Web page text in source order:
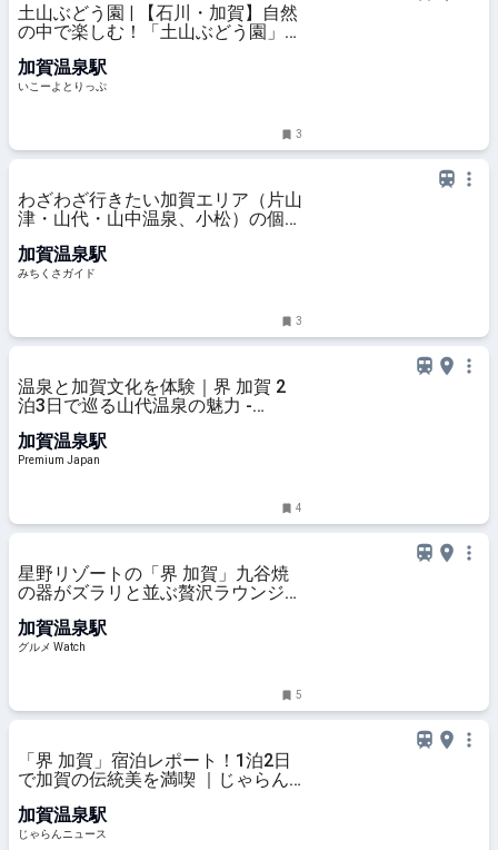
土山ぶどう園 | 【石川・加賀】自然
の中で楽しむ！「土山ぶどう園」で
石川県加賀市 | いこーよとりっぷ
加賀温泉駅
いこーよとりっぷ
3
わざわざ行きたい加賀エリア（片山
津・山代・山中温泉、小松）の個性
ド
加賀温泉駅
みちくさガイド
3
温泉と加賀文化を体験｜界 加賀 2
泊3日で巡る山代温泉の魅力 -
加賀温泉駅
Premium Japan
4
星野リゾートの「界 加賀」九谷焼
の器がズラリと並ぶ贅沢ラウンジで
ニューを提供
加賀温泉駅
グルメ Watch
5
「界 加賀」宿泊レポート！1泊2日
で加賀の伝統美を満喫 ｜じゃらん
加賀温泉駅
じゃらんニュース